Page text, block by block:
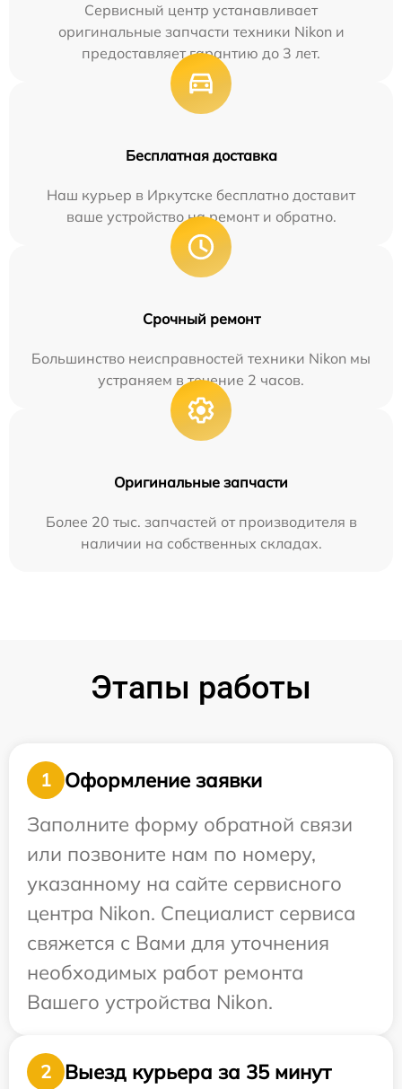
Сервисный центр устанавливает
оригинальные запчасти техники Nikon и
предоставляет гарантию до 3 лет.
Бесплатная доставка
Наш курьер в Иркутске бесплатно доставит
ваше устройство на ремонт и обратно.
Срочный ремонт
Большинство неисправностей техники Nikon мы
устраняем в течение 2 часов.
Оригинальные запчасти
Более 20 тыс. запчастей от производителя в
наличии на собственных складах.
Этапы работы
1
Оформление заявки
Заполните форму обратной связи
или позвоните нам по номеру,
указанному на сайте сервисного
центра Nikon. Специалист сервиса
свяжется с Вами для уточнения
необходимых работ ремонта
Вашего устройства Nikon.
2 Выезд курьера за 35 минут